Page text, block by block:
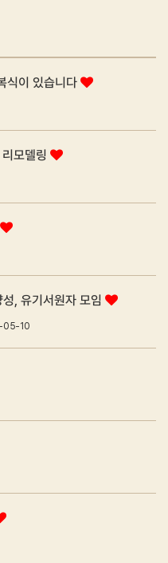
식이 있습니다
리모델링
, 유기서원자 모임
05-10